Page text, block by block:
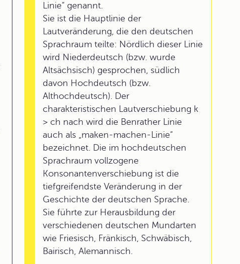
Linie“ genannt.
Sie ist die Hauptlinie der
Lautveränderung, die den deutschen
Sprachraum teilte: Nördlich dieser Linie
wird Niederdeutsch (bzw. wurde
Altsächsisch) gesprochen, südlich
davon Hochdeutsch (bzw.
Althochdeutsch). Der
charakteristischen Lautverschiebung k
> ch nach wird die Benrather Linie
auch als „maken-machen-Linie“
bezeichnet. Die im hochdeutschen
Sprachraum vollzogene
Konsonantenverschiebung ist die
tiefgreifendste Veränderung in der
Geschichte der deutschen Sprache.
Sie führte zur Herausbildung der
verschiedenen deutschen Mundarten
wie Friesisch, Fränkisch, Schwäbisch,
Bairisch, Alemannisch.